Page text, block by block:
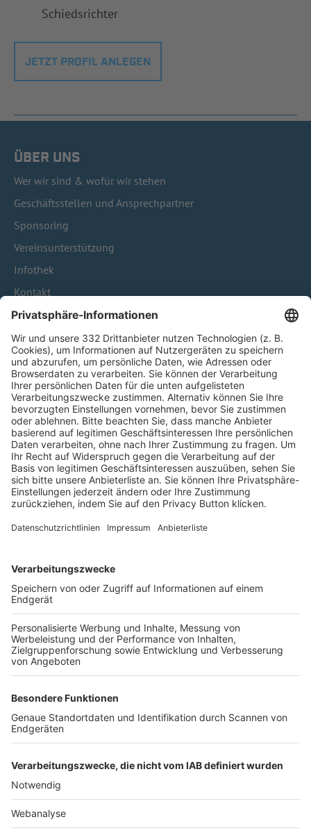
Schiedsrichter
JETZT PROFIL ANLEGEN
ÜBER UNS
Wer wir sind & wofür wir stehen
Geschäftsstellen und Ansprechpartner
Sponsoring
Vereinsunterstützung
Infothek
Kontakt
HÄUFIG BESUCHTE SEITEN
Pässe und Vereinswechsel
Trainerausbildung
Schulungsangebot Vereinsmitarbeiter
BFV-Geschäftsstellen
Trainerbörse
Login SpielPlus
FOLGE DEM BFV
TOP-VEREINE
TOP-PARTNER
Nutzungsbedingungen Datenschutz Impressum